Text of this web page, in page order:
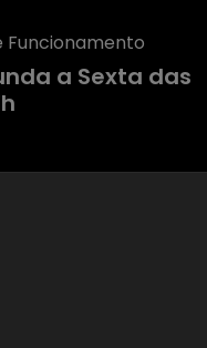
Funcionamento
a Sexta das